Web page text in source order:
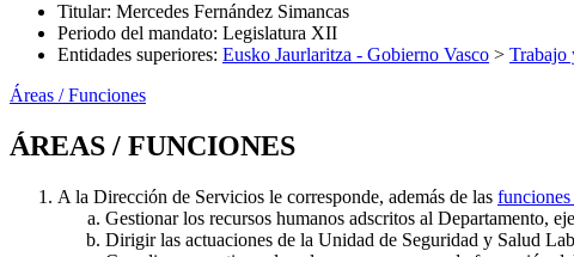
Titular: Mercedes Fernández Simancas
Periodo del mandato: Legislatura XII
Entidades superiores: Eusko Jaurlaritza - Gobierno Vasco > Trabajo
Áreas / Funciones
ÁREAS / FUNCIONES
A la Dirección de Servicios le corresponde, además de las funciones
Gestionar los recursos humanos adscritos al Departamento,
Dirigir las actuaciones de la Unidad de Seguridad y Salud